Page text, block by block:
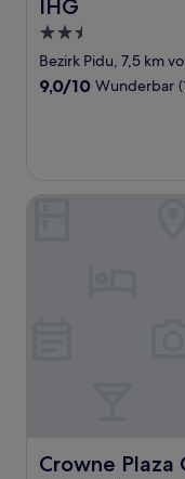
IHG
2.5-
Sterne-
Unterkunft
Bezirk Pidu, 7,5 km
9.0
9,0/10 Wunderbar
Crowne Plaza
Crowne Plaza